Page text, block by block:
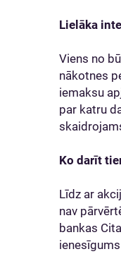
Lielāka
Viens no
nākotnes
iemaksu
par katru
Ko darīt
Līdz ar
nav
bankas